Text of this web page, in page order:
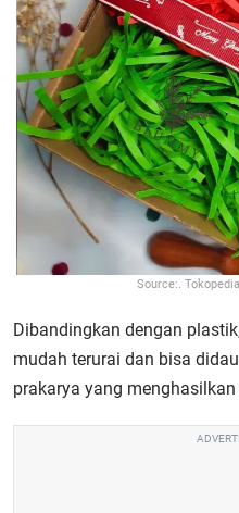
Source:.
Dibandingkan dengan
mudah terurai dan bisa
prakarya yang menghasilkan